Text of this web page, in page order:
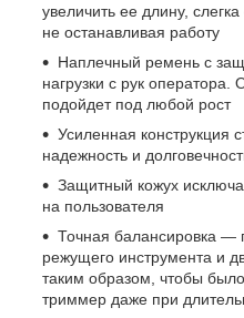
увеличить ее длину,
не останавливая работу
Наплечный ремень с
нагрузки с рук оператора.
подойдет под любой рост
Усиленная конструкция
надежность и
Защитный кожух
на пользователя
Точная балансировка —
режущего инструмента и
таким образом, чтобы
триммер даже при